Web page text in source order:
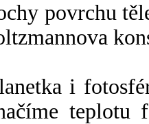
povrchu
i